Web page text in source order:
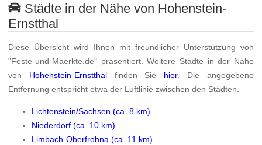
Städte in der Nähe von Hohenstein-
Ernstthal
Diese Übersicht wird Ihnen mit freundlicher Unterstützung von
"Feste-und-Maerkte.de" präsentiert. Weitere Städte in der Nähe
von Hohenstein-Ernstthal finden Sie hier. Die angegebene
Entfernung entspricht etwa der Luftlinie zwischen den Städten.
Lichtenstein/Sachsen (ca. 8 km)
Niederdorf (ca. 10 km)
Limbach-Oberfrohna (ca. 11 km)